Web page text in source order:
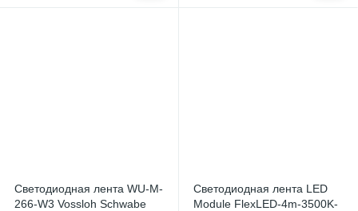
Светодиодная лента WU-M-
266-W3 Vossloh Schwabe
Светодиодная лента LED
Module FlexLED-4m-3500K-